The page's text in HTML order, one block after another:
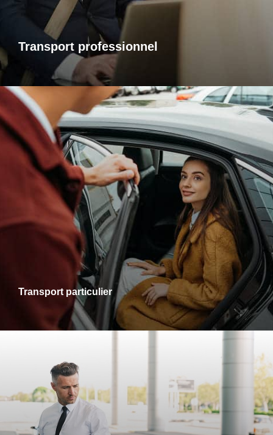
Transport professionnel
Transport particulier
Transports particuliers
Que ce soit pour une sortie en ville, une visite chez des
proches ou un rendez-vous personnel, je vous accompagne
dans tous vos trajets avec fiabilité et confort. Profitez d’un
service adapté à vos besoins, alliant ponctualité et
disponibilité.
Transports gare-aéroport
Pour vos départs comme pour vos retours, profitez d’un